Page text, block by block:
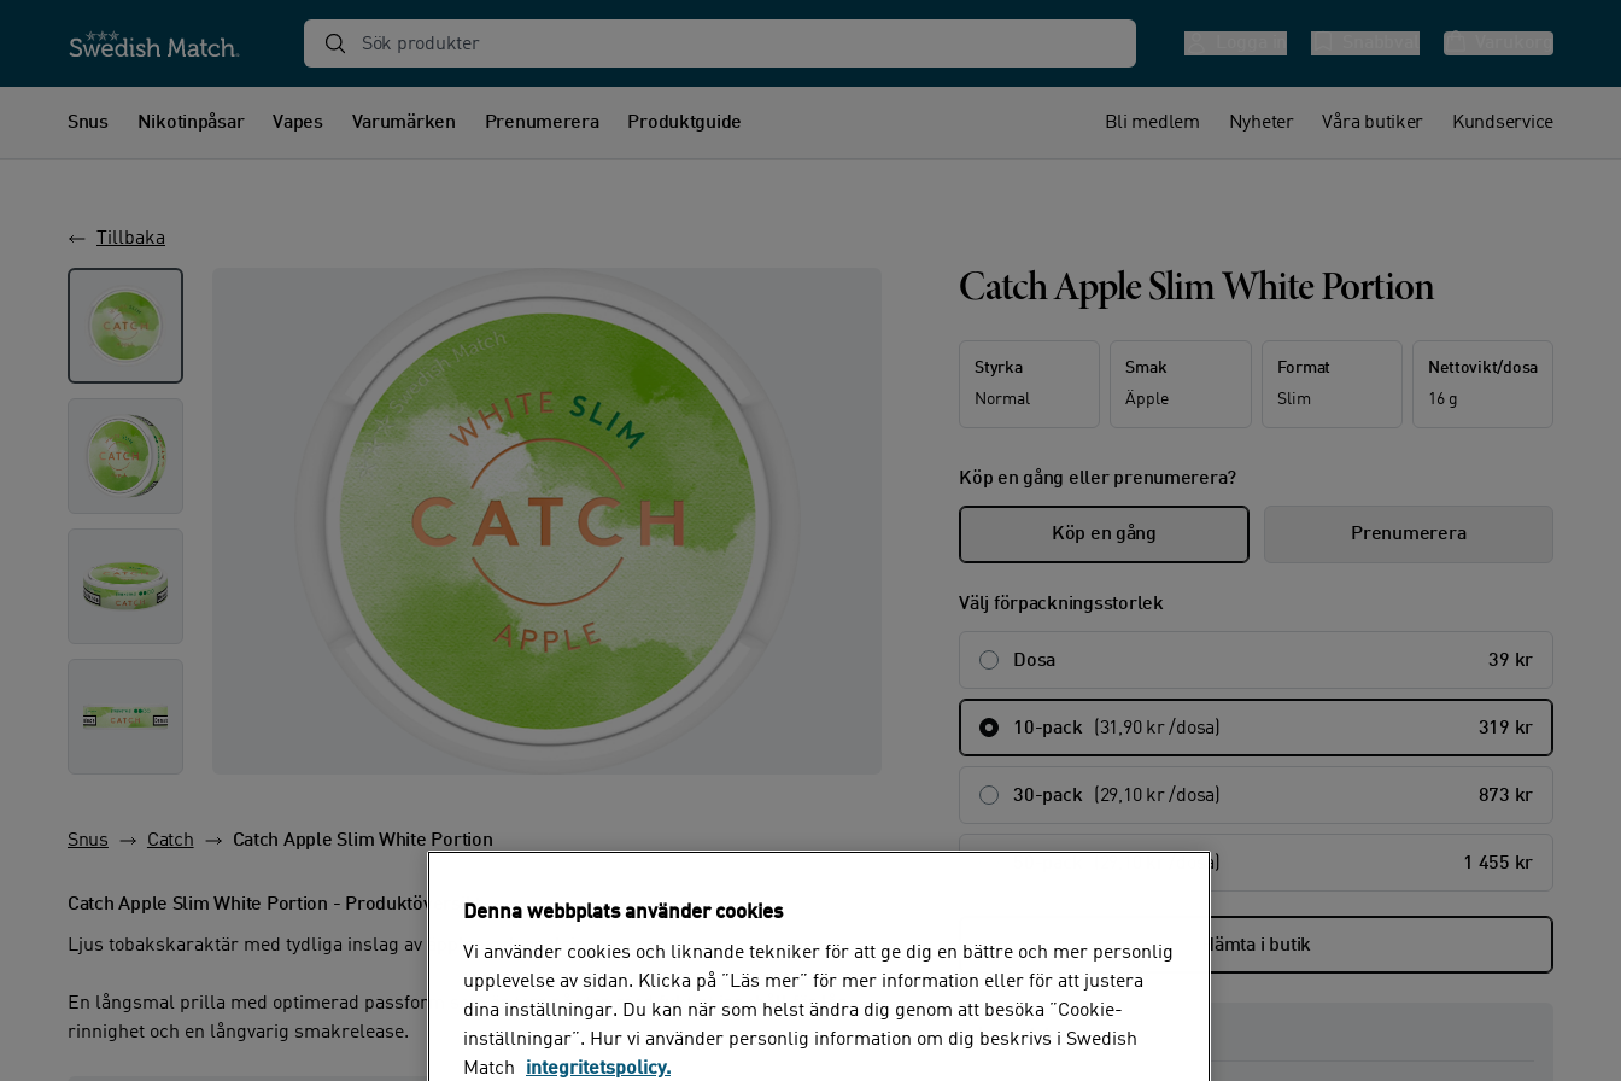
Sök produkter
Snus Nikotinpåsar Vapes Varumärken Prenumerera Produktguide Bli medlem Nyheter Våra butiker Kundservice
Tillbaka
Snus Catch Catch Apple Slim White Portion
Catch Apple Slim White Portion - Produktöversikt
Ljus tobakskaraktär med tydliga inslag av äpplen och apelsin.
En långsmal prilla med optimerad passform som är torr på ytan med fuktigt innehåll för låg
rinnighet och en långvarig smakrelease.
Catch Apple Slim White Portion
Styrka
Normal
Smak
Äpple
Format
Slim
Nettovikt/dosa
16 g
Köp en gång eller prenumerera?
Köp en gång Prenumerera
Välj förpackningsstorlek
Dosa 39 kr
10-pack (31,90 kr /dosa) 319 kr
30-pack (29,10 kr /dosa) 873 kr
(29,10 kr /dosa) 1 455 kr
Hämta i butik
Lagerstatus
Denna webbplats använder cookies
Vi använder cookies och liknande tekniker för att ge dig en bättre och mer personlig
upplevelse av sidan. Klicka på ”Läs mer” för mer information eller för att justera
dina inställningar. Du kan när som helst ändra dig genom att besöka ”Cookie-
inställningar”. Hur vi använder personlig information om dig beskrivs i Swedish
Match
integritetspolicy.